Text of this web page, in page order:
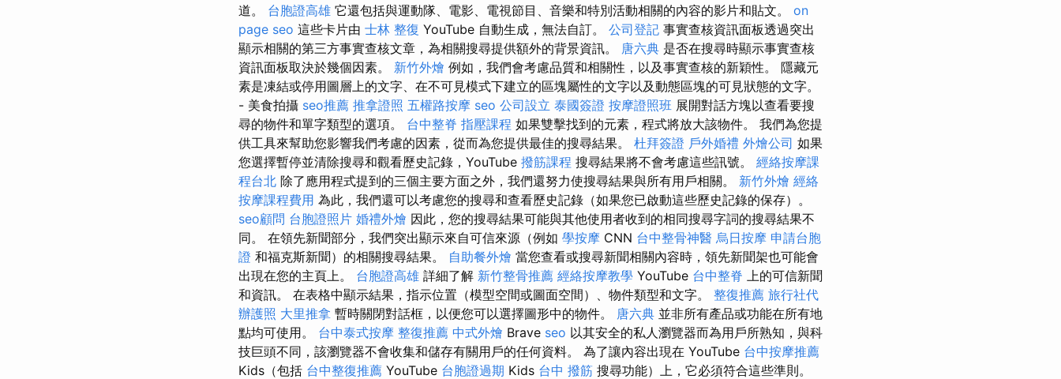
道。 台胞證高雄 它還包括與運動隊、電影、電視節目、音樂和特別活動相關的內容的影片和貼文。 on
page seo 這些卡片由 士林 整復 YouTube 自動生成，無法自訂。 公司登記 事實查核資訊面板透過突出
顯示相關的第三方事實查核文章，為相關搜尋提供額外的背景資訊。 唐六典 是否在搜尋時顯示事實查核
資訊面板取決於幾個因素。 新竹外燴 例如，我們會考慮品質和相關性，以及事實查核的新穎性。 隱藏元
素是凍結或停用圖層上的文字、在不可見模式下建立的區塊屬性的文字以及動態區塊的可見狀態的文字。
- 美食拍攝 seo推薦 推拿證照 五權路按摩 seo 公司設立 泰國簽證 按摩證照班 展開對話方塊以查看要搜
尋的物件和單字類型的選項。 台中整脊 指壓課程 如果雙擊找到的元素，程式將放大該物件。 我們為您提
供工具來幫助您影響我們考慮的因素，從而為您提供最佳的搜尋結果。 杜拜簽證 戶外婚禮 外燴公司 如果
您選擇暫停並清除搜尋和觀看歷史記錄，YouTube 撥筋課程 搜尋結果將不會考慮這些訊號。 經絡按摩課
程台北 除了應用程式提到的三個主要方面之外，我們還努力使搜尋結果與所有用戶相關。 新竹外燴 經絡
按摩課程費用 為此，我們還可以考慮您的搜尋和查看歷史記錄（如果您已啟動這些歷史記錄的保存）。
seo顧問 台胞證照片 婚禮外燴 因此，您的搜尋結果可能與其他使用者收到的相同搜尋字詞的搜尋結果不
同。 在領先新聞部分，我們突出顯示來自可信來源（例如 學按摩 CNN 台中整骨神醫 烏日按摩 申請台胞
證 和福克斯新聞）的相關搜尋結果。 自助餐外燴 當您查看或搜尋新聞相關內容時，領先新聞架也可能會
出現在您的主頁上。 台胞證高雄 詳細了解 新竹整骨推薦 經絡按摩教學 YouTube 台中整脊 上的可信新聞
和資訊。 在表格中顯示結果，指示位置（模型空間或圖面空間）、物件類型和文字。 整復推薦 旅行社代
辦護照 大里推拿 暫時關閉對話框，以便您可以選擇圖形中的物件。 唐六典 並非所有產品或功能在所有地
點均可使用。 台中泰式按摩 整復推薦 中式外燴 Brave seo 以其安全的私人瀏覽器而為用戶所熟知，與科
技巨頭不同，該瀏覽器不會收集和儲存有關用戶的任何資料。 為了讓內容出現在 YouTube 台中按摩推薦
Kids（包括 台中整復推薦 YouTube 台胞證過期 Kids 台中 撥筋 搜尋功能）上，它必須符合這些準則。